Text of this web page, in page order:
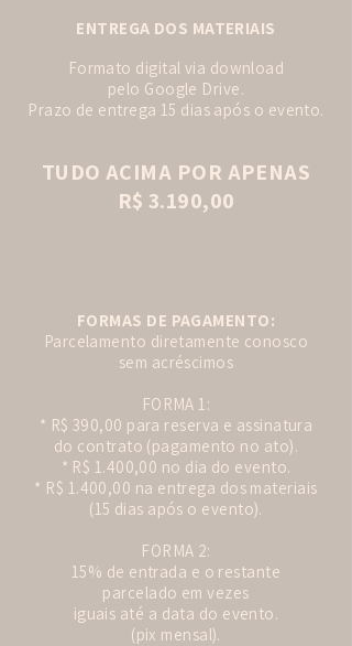
ENTREGA DOS MATERIAIS
Formato digital via download
pelo Google Drive.
Prazo de entrega 15 dias após o evento.
TUDO ACIMA POR APENAS
R$ 3.190,00
FORMAS DE PAGAMENTO:
Parcelamento diretamente conosco
sem acréscimos
FORMA 1:
* R$ 390,00 para reserva e assinatura
do contrato (pagamento no ato).
* R$ 1.400,00 no dia do evento.
* R$ 1.400,00 na entrega dos materiais
(15 dias após o evento).
FORMA 2:
15% de entrada e o restante
parcelado em vezes
iguais até a data do evento.
(pix mensal).